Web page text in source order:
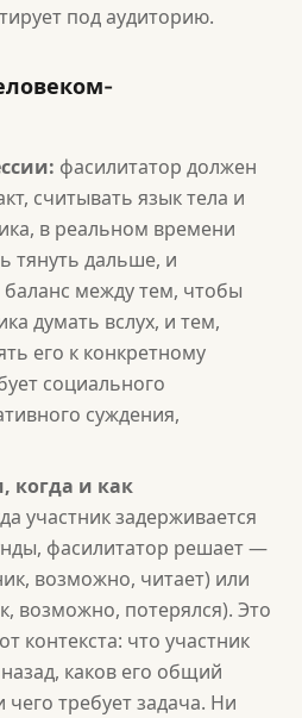
под аудиторию.
фасилитатор должен
считывать язык тела и
в реальном времени
тянуть дальше, и
между тем, чтобы
думать вслух, и тем,
его к конкретному
социального
суждения,
когда и как
участник задерживается
фасилитатор решает —
возможно, читает) или
возможно, потерялся). Это
контекста: что участник
каков его общий
требует задача. Ни